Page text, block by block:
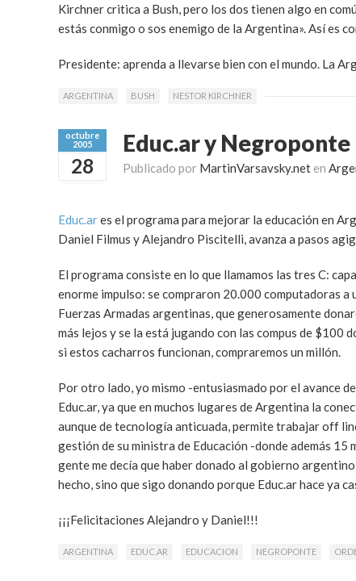
Kirchner critica a Bush, pero los dos tienen algo en
estás conmigo o sos enemigo de la Argentina». Así es
Presidente: aprenda a llevarse bien con el mundo. La
ARGENTINA BUSH NESTOR KIRCHNER
octubre
2005
28
Educ.ar y Negroponte
Publicado por MartinVarsavsky.net en
Educ.ares el programa para mejorar la educación en
Daniel Filmus y Alejandro Piscitelli, avanza a pasos
El programa consiste en lo que llamamos las tres C:
enorme impulso: se compraron 20.000 computadoras
Fuerzas Armadas argentinas, que generosamente
más lejos y se la está jugando con las compus de $100
si estos cacharros funcionan, compraremos un millón.
Por otro lado, yo mismo -entusiasmado por el avance
Educ.ar, ya que en muchos lugares de Argentina la
aunque de tecnología anticuada, permite trabajar off
gestión de su ministra de Educación -donde además
gente me decía que haber donado al gobierno
hecho, sino que sigo donando porque Educ.ar hace ya
¡¡¡Felicitaciones Alejandro y Daniel!!!
ARGENTINA EDUC.AR EDUCACION NEGROPONTE